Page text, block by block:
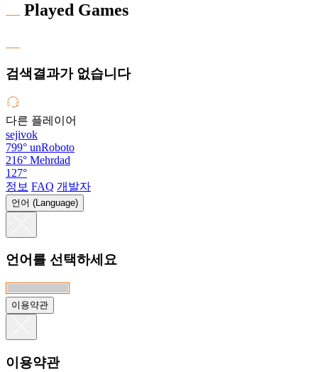
Played Games
검색결과가 없습니다
다른 플레이어
sejivok
799° unRoboto
216° Mehrdad
127°
정보 FAQ 개발자
언어 (Language)
언어를 선택하세요
이용약관
이용약관